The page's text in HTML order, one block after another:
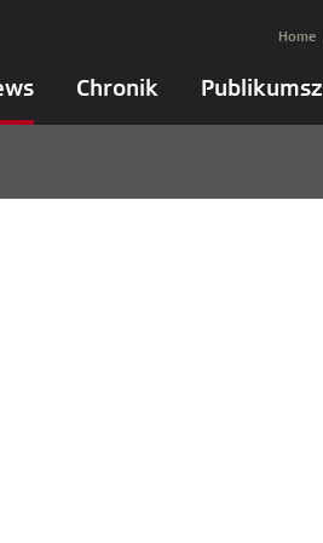
Chronik
Home